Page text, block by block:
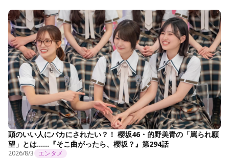
頭のいい人にバカにされたい？！ 櫻坂46・的野美青の「罵られ願
望」とは……『そこ曲がったら、櫻坂？』第294話
2026/8/3 エンタメ